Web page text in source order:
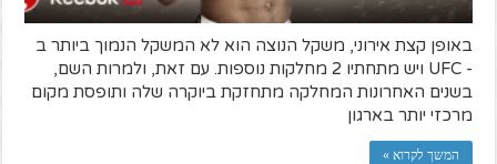
באופן קצת אירוני, משקל הנוצה הוא לא המשקל הנמוך ביותר ב
- UFC ויש מתחתיו 2 מחלקות נוספות. עם זאת, ולמרות השם,
בשנים האחרונות המחלקה מתחזקת ביוקרה שלה ותופסת מקום
מרכזי יותר בארגון
המשך לקרוא »